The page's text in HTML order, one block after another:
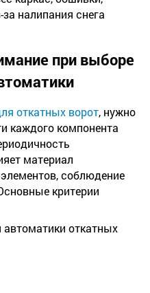
налипания снега
при выборе
откатных ворот, нужно
каждого компонента
материал
соблюдение
критерии
откатных